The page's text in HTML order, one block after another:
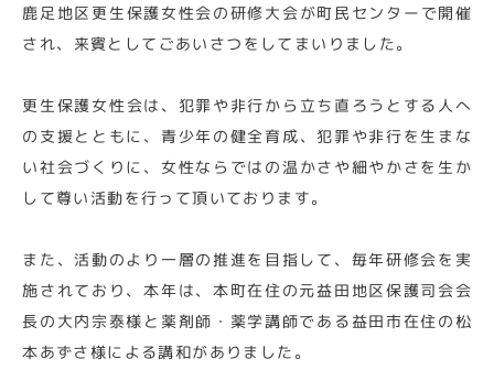
鹿足地区更生保護女性会の研修大会が町民センターで開催
され、来賓としてごあいさつをしてまいりました。
更生保護女性会は、犯罪や非行から立ち直ろうとする人へ
の支援とともに、青少年の健全育成、犯罪や非行を生まな
い社会づくりに、女性ならではの温かさや細やかさを生か
して尊い活動を行って頂いております。
また、活動のより一層の推進を目指して、毎年研修会を実
施されており、本年は、本町在住の元益田地区保護司会会
長の大内宗泰様と薬剤師・薬学講師である益田市在住の松
本あずさ様による講和がありました。